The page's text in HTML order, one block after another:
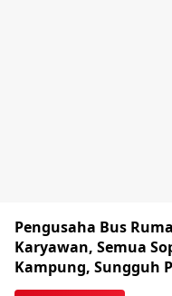
Pengusaha Bus
Karyawan, Semua
Kampung, Sungguh